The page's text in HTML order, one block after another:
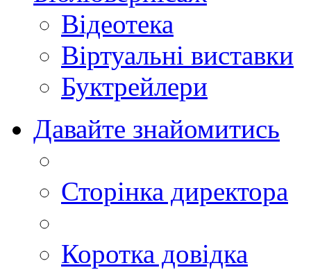
Відеотека
Віртуальні виставки
Буктрейлери
Давайте знайомитись
Сторінка директора
Коротка довідка